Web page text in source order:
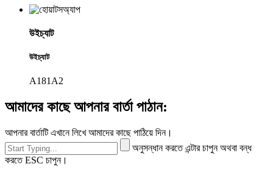
উইচ্যাট
উইচ্যাট
A181A2
আমাদের কাছে আপনার বার্তা পাঠান:
আপনার বার্তাটি এখানে লিখে আমাদের কাছে পাঠিয়ে দিন।
অনুসন্ধান করতে এন্টার চাপুন অথবা বন্ধ
করতে ESC চাপুন।